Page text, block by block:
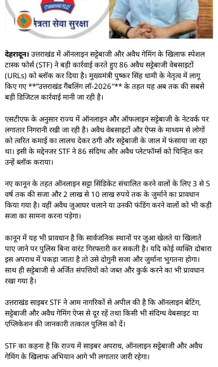
देहरादून। उत्तराखंड में ऑनलाइन सट्टेबाजी और अवैध गेमिंग के खिलाफ स्पेशल
टास्क फोर्स (STF) ने बड़ी कार्रवाई करते हुए 86 अवैध सट्टेबाजी वेबसाइटों
(URLs) को ब्लॉक कर दिया है। मुख्यमंत्री पुष्कर सिंह धामी के नेतृत्व में लागू
किए गए **”उत्तराखंड गैंबलिंग लॉ-2026″** के तहत यह अब तक की सबसे
बड़ी डिजिटल कार्रवाई मानी जा रही है।
एसटीएफ के अनुसार राज्य में ऑनलाइन और ऑफलाइन सट्टेबाजी के नेटवर्क पर
लगातार निगरानी रखी जा रही है। अवैध वेबसाइटों और ऐप्स के माध्यम से लोगों
को त्वरित कमाई का लालच देकर ठगी और सट्टेबाजी के जाल में फंसाया जा रहा
था। इसी के मद्देनजर STF ने 86 संदिग्ध और अवैध प्लेटफॉर्म्स को चिन्हित कर
उन्हें ब्लॉक कराया।
नए कानून के तहत ऑनलाइन सट्टा सिंडिकेट संचालित करने वालों के लिए 3 से 5
वर्ष तक की सजा और 2 लाख से 10 लाख रुपये तक के जुर्माने का प्रावधान
किया गया है। वहीं अवैध जुआघर चलाने या उनकी फंडिंग करने वालों को भी कड़ी
सजा का सामना करना पड़ेगा।
कानून में यह भी प्रावधान है कि सार्वजनिक स्थानों पर जुआ खेलते या खिलाते
पाए जाने पर पुलिस बिना वारंट गिरफ्तारी कर सकती है। यदि कोई व्यक्ति दोबारा
इस अपराध में पकड़ा जाता है तो उसे दोगुनी सजा और जुर्माना भुगतना होगा।
साथ ही सट्टेबाजी से अर्जित संपत्तियों को जब्त और कुर्क करने का भी प्रावधान
रखा गया है।
उत्तराखंड साइबर STF ने आम नागरिकों से अपील की है कि ऑनलाइन बेटिंग,
सट्टेबाजी और अवैध गेमिंग ऐप्स से दूर रहें तथा किसी भी संदिग्ध वेबसाइट या
एप्लिकेशन की जानकारी तत्काल पुलिस को दें।
STF का कहना है कि राज्य में साइबर अपराध, ऑनलाइन सट्टेबाजी और अवैध
गेमिंग के खिलाफ अभियान आगे भी लगातार जारी रहेगा।